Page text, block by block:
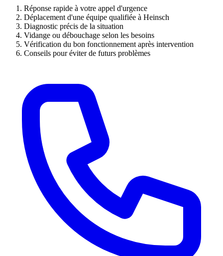
Réponse rapide à votre appel d'urgence
Déplacement d'une équipe qualifiée à Heinsch
Diagnostic précis de la situation
Vidange ou débouchage selon les besoins
Vérification du bon fonctionnement après intervention
Conseils pour éviter de futurs problèmes